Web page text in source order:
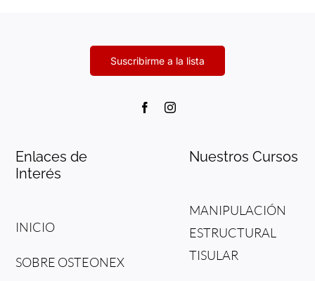
Enlaces de
Interés
INICIO
SOBRE OSTEONEX
Nuestros Cursos
MANIPULACIÓN
ESTRUCTURAL
TISULAR